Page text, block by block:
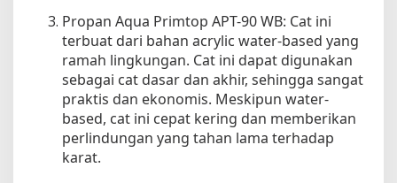
Propan Aqua Primtop APT-90 WB: Cat ini
terbuat dari bahan acrylic water-based yang
ramah lingkungan. Cat ini dapat digunakan
sebagai cat dasar dan akhir, sehingga sangat
praktis dan ekonomis. Meskipun water-
based, cat ini cepat kering dan memberikan
perlindungan yang tahan lama terhadap
karat.